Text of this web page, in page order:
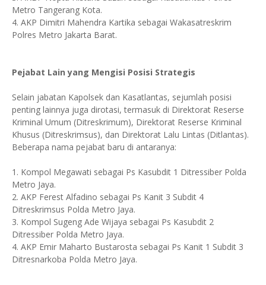
Metro Tangerang Kota.
4. AKP Dimitri Mahendra Kartika sebagai Wakasatreskrim
Polres Metro Jakarta Barat.
Pejabat Lain yang Mengisi Posisi Strategis
Selain jabatan Kapolsek dan Kasatlantas, sejumlah posisi
penting lainnya juga dirotasi, termasuk di Direktorat Reserse
Kriminal Umum (Ditreskrimum), Direktorat Reserse Kriminal
Khusus (Ditreskrimsus), dan Direktorat Lalu Lintas (Ditlantas).
Beberapa nama pejabat baru di antaranya:
1. Kompol Megawati sebagai Ps Kasubdit 1 Ditressiber Polda
Metro Jaya.
2. AKP Ferest Alfadino sebagai Ps Kanit 3 Subdit 4
Ditreskrimsus Polda Metro Jaya.
3. Kompol Sugeng Ade Wijaya sebagai Ps Kasubdit 2
Ditressiber Polda Metro Jaya.
4. AKP Emir Maharto Bustarosta sebagai Ps Kanit 1 Subdit 3
Ditresnarkoba Polda Metro Jaya.